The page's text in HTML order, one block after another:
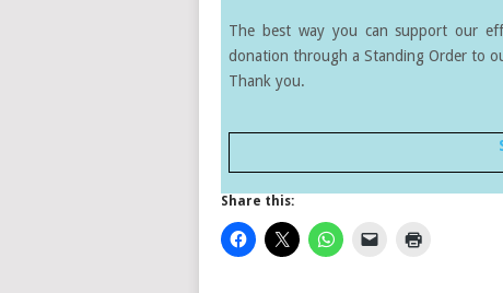
The best way you can support our
donation through a Standing Order to
Thank you.
Share this: